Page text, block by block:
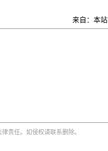
来自：本站
责任。如侵权请联系删除。